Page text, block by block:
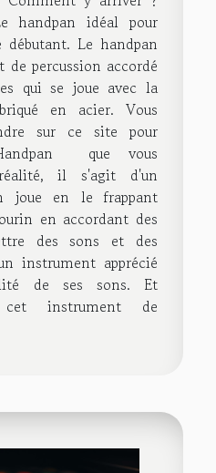
handpan idéal pour
Le handpan
percussion accordé
qui se joue avec la
en acier. Vous
sur ce site pour
que vous
il s'agit d'un
joue en le frappant
en accordant des
des sons et des
instrument apprécié
de ses sons. Et
instrument de